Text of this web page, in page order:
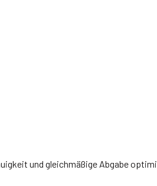
und gleichmäßige Abgabe